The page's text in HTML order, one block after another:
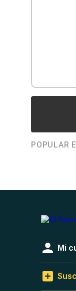
POPULAR
Mi